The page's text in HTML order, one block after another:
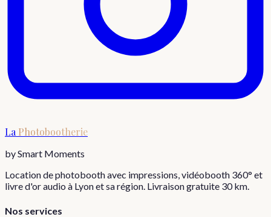
LaPhotobootherie
by Smart Moments
Location de photobooth avec impressions, vidéobooth 360° et
livre d'or audio à Lyon et sa région. Livraison gratuite 30 km.
Nos services